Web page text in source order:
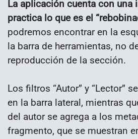
La aplicación cuenta con una
practica lo que es el
podremos encontrar en la
la barra de herramientas, no
reproducción de la sección.
Los filtros “Autor” y “Lector”
en la barra lateral, mientras
del autor se agrega a los
fragmento, que se muestran